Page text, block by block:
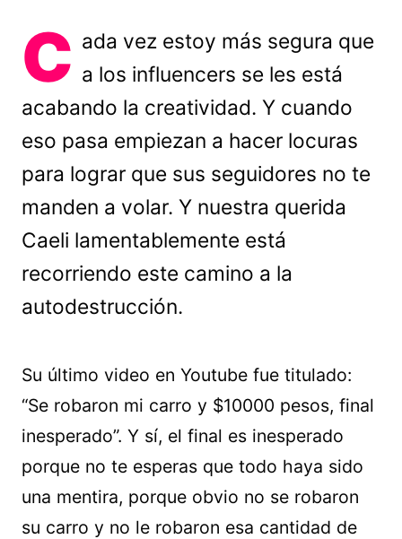
C ada vez estoy más segura que
a los influencers se les está
acabando la creatividad. Y cuando
eso pasa empiezan a hacer locuras
para lograr que sus seguidores no te
manden a volar. Y nuestra querida
Caeli lamentablemente está
recorriendo este camino a la
autodestrucción.
Su último video en Youtube fue titulado:
“Se robaron mi carro y $10000 pesos, final
inesperado”. Y sí, el final es inesperado
porque no te esperas que todo haya sido
una mentira, porque obvio no se robaron
su carro y no le robaron esa cantidad de